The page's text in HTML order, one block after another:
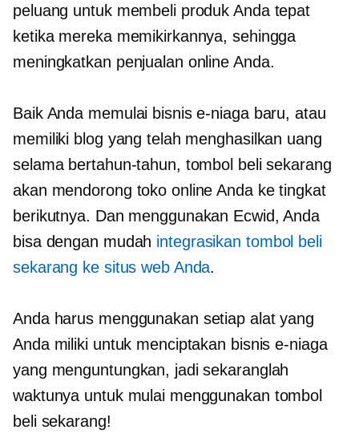
peluang untuk membeli produk Anda tepat
ketika mereka memikirkannya, sehingga
meningkatkan penjualan online Anda.
Baik Anda memulai bisnis e-niaga baru, atau
memiliki blog yang telah menghasilkan uang
selama bertahun-tahun, tombol beli sekarang
akan mendorong toko online Anda ke tingkat
berikutnya. Dan menggunakan Ecwid, Anda
bisa dengan mudah integrasikan tombol beli
sekarang ke situs web Anda.
Anda harus menggunakan setiap alat yang
Anda miliki untuk menciptakan bisnis e-niaga
yang menguntungkan, jadi sekaranglah
waktunya untuk mulai menggunakan tombol
beli sekarang!